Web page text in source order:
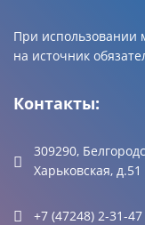
При использовании
на источник
Контакты:
309290,
Харьковская, д.51
+7 (47248) 2-31-47